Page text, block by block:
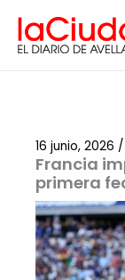
contenido
Francia
primera
16 junio, 2026 /